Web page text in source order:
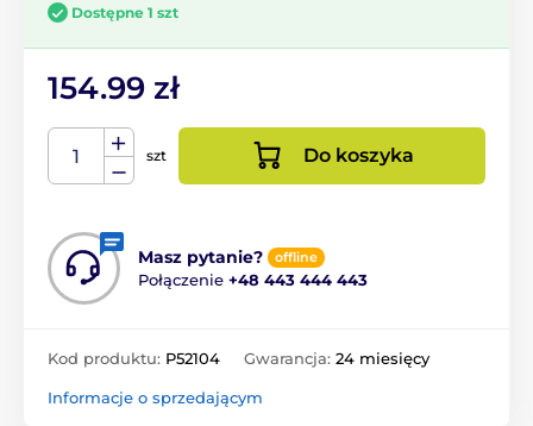
Dostępne 1 szt
154.99 zł
szt Do koszyka
Masz pytanie? offline
Połączenie +48 443 444 443
Kod produktu: P52104 Gwarancja: 24 miesięcy
Informacje o sprzedającym